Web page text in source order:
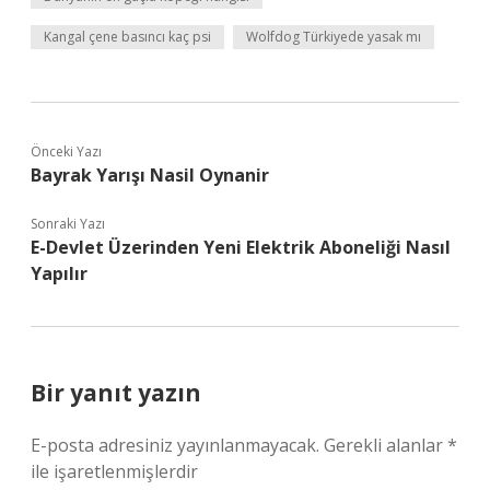
Kangal çene basıncı kaç psi Wolfdog Türkiyede yasak mı
Önceki Yazı
Bayrak Yarışı Nasil Oynanir
Sonraki Yazı
E-Devlet Üzerinden Yeni Elektrik Aboneliği Nasıl
Yapılır
Bir yanıt yazın
E-posta adresiniz yayınlanmayacak. Gerekli alanlar*
ile işaretlenmişlerdir